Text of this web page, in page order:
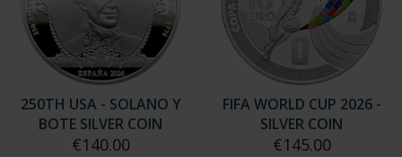
250TH USA - SOLANO Y
BOTE SILVER COIN
€140.00
FIFA WORLD CUP 2026 -
SILVER COIN
€145.00